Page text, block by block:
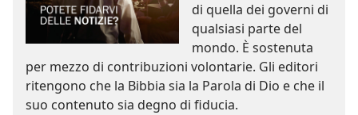
di quella dei governi di
qualsiasi parte del
mondo. È sostenuta
per mezzo di contribuzioni volontarie. Gli editori
ritengono che la Bibbia sia la Parola di Dio e che il
suo contenuto sia degno di fiducia.